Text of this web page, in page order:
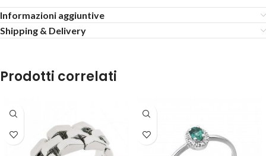
Informazioni aggiuntive
Shipping & Delivery
Prodotti correlati